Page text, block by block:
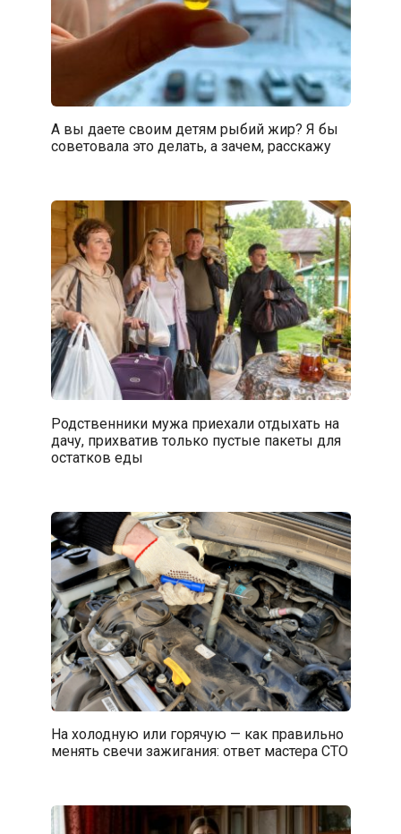
А вы даете своим детям рыбий жир? Я бы
советовала это делать, а зачем, расскажу
Родственники мужа приехали отдыхать на
дачу, прихватив только пустые пакеты для
остатков еды
На холодную или горячую — как правильно
менять свечи зажигания: ответ мастера СТО